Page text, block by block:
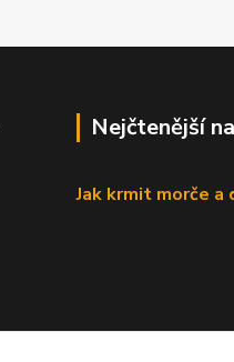
Nejčtenější
Jak krmit morče a